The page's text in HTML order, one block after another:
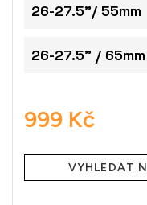
999 Kč
cena:
VYHLEDAT
26-27.5"/ 55mm
26-27.5" / 65mm